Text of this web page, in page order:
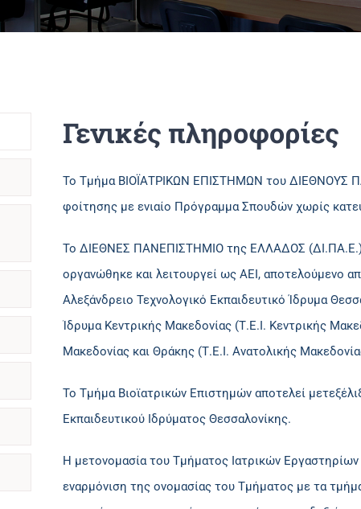
Γενικές πληροφορίες
Το Τμήμα ΒΙΟΪΑΤΡΙΚΩΝ ΕΠΙΣΤΗΜΩΝ του ΔΙΕΘΝΟΥΣ
φοίτησης με ενιαίο Πρόγραμμα Σπουδών χωρίς
Το ΔΙΕΘΝΕΣ ΠΑΝΕΠΙΣΤΗΜΙΟ της ΕΛΛΑΔΟΣ (ΔΙ.ΠΑ.Ε.),
οργανώθηκε και λειτουργεί ως ΑΕΙ, αποτελούμενο
Αλεξάνδρειο Τεχνολογικό Εκπαιδευτικό Ίδρυμα
Ίδρυμα Κεντρικής Μακεδονίας (Τ.Ε.Ι. Κεντρικής
Μακεδονίας και Θράκης (Τ.Ε.Ι. Ανατολικής
Το Τμήμα Βιοϊατρικών Επιστημών αποτελεί
Εκπαιδευτικού Ιδρύματος Θεσσαλονίκης.
Η μετονομασία του Τμήματος Ιατρικών
εναρμόνιση της ονομασίας του Τμήματος με τα